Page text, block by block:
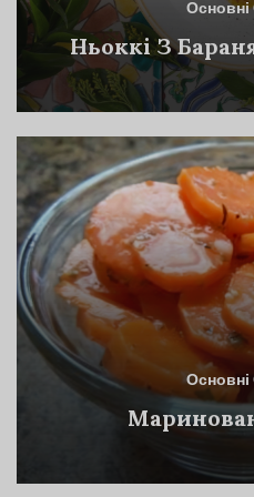
Ньоккі З